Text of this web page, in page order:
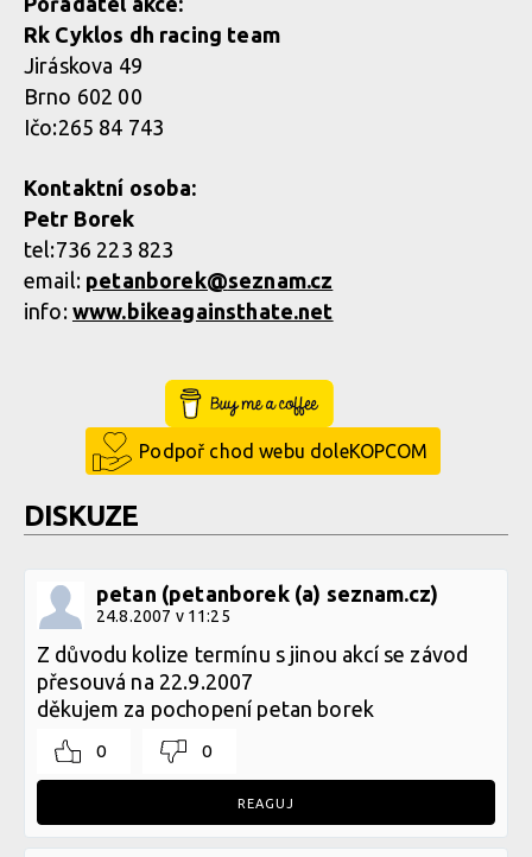
Rk Cyklos dh racing team
Jiráskova 49
Brno 602 00
Ičo:265 84 743
Kontaktní osoba:
Petr Borek
tel:736 223 823
email: petanborek@seznam.cz
info: www.bikeagainsthate.net
Buy Me a Coffee
Podpoř chod webu doleKOPCOM
DISKUZE
petan (petanborek (a) seznam.cz)
24.8.2007 v 11:25
Z důvodu kolize termínu s jinou akcí se závod
přesouvá na 22.9.2007
děkujem za pochopení petan borek
0 0
REAGUJ